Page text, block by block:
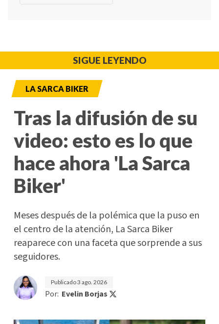
SIGUE LEYENDO
LA SARCA BIKER
Tras la difusión de su
video: esto es lo que
hace ahora 'La Sarca
Biker'
Meses después de la polémica que la puso en
el centro de la atención, La Sarca Biker
reaparece con una faceta que sorprende a sus
seguidores.
Publicado3 ago. 2026
Por: Evelin Borjas